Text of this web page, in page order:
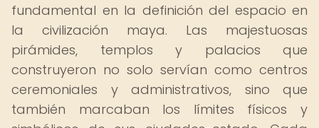
fundamental en la definición del espacio en
la civilización maya. Las majestuosas
pirámides, templos y palacios que
construyeron no solo servían como centros
ceremoniales y administrativos, sino que
también marcaban los límites físicos y